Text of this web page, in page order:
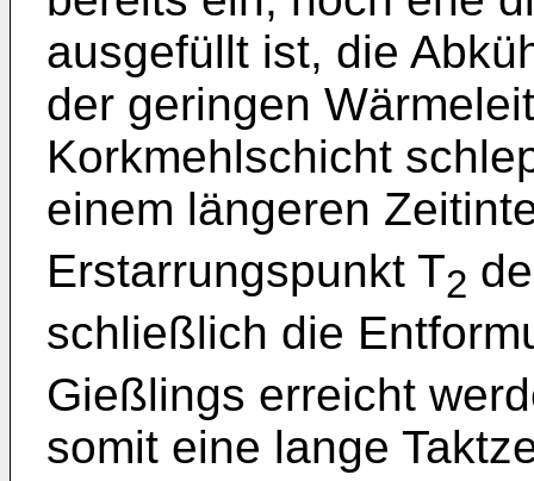
ausgefüllt ist, die
der geringen
Korkmehlschicht
einem längeren
Erstarrungspunkt T2
schließlich die
Gießlings erreicht
somit eine lange